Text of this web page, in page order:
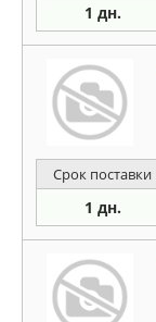
1 дн.
Срок поставки
1 дн.